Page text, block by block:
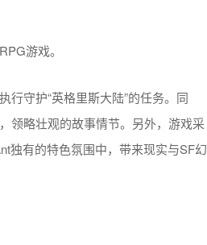
游戏。
守护“英格里斯大陆”的任务。同
领略壮观的故事情节。另外，游戏采
独有的特色氛围中，带来现实与SF幻